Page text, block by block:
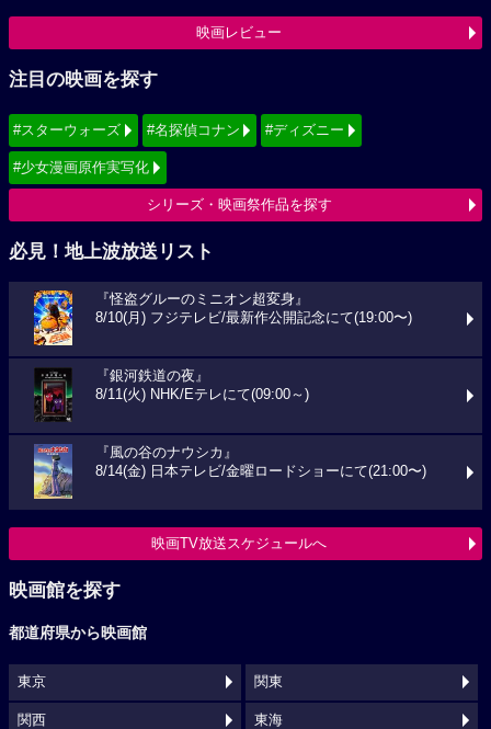
映画レビュー
注目の映画を探す
#スターウォーズ #名探偵コナン #ディズニー
#少女漫画原作実写化
シリーズ・映画祭作品を探す
必見！地上波放送リスト
『怪盗グルーのミニオン超変身』
8/10(月) フジテレビ/最新作公開記念にて(19:00〜)
『銀河鉄道の夜』
8/11(火) NHK/Eテレにて(09:00～)
『風の谷のナウシカ』
8/14(金) 日本テレビ/金曜ロードショーにて(21:00〜)
映画TV放送スケジュールへ
映画館を探す
都道府県から映画館
東京 関東
関西 東海